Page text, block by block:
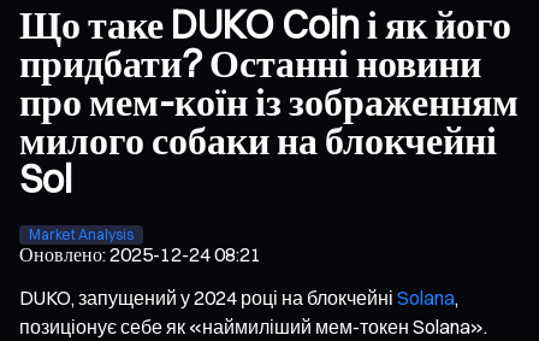
Що таке DUKO Coin і як його
придбати? Останні новини
про мем-коїн із зображенням
милого собаки на блокчейні
Sol
Market Analysis
Оновлено:2025-12-24 08:21
DUKO, запущений у 2024 році на блокчейні Solana,
позиціонує себе як «наймиліший мем-токен Solana».